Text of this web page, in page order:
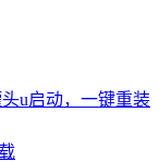
u启动，一键重装